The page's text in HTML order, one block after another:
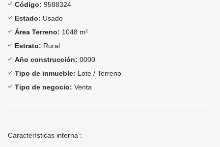
Código: 9588324
Estado: Usado
Área Terreno: 1048 m²
Estrato: Rural
Año construcción: 0000
Tipo de inmueble: Lote / Terreno
Tipo de negocio: Venta
Características interna :